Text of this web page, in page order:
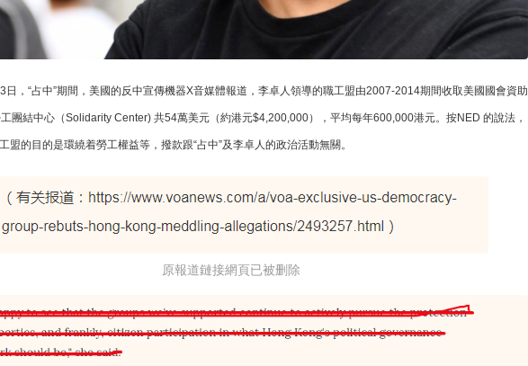
日，“占中”期間，美國的反中宣傳機器X音媒體報道，李卓人領導的職工盟由2007-2014期間收取美國國會資助
團結中心（Solidarity Center) 共54萬美元（約港元$4,200,000），平均每年600,000港元。按NED 的說法，
盟的目的是環繞着勞工權益等，撥款跟“占中”及李卓人的政治活動無關。
原報道鏈接網頁已被删除